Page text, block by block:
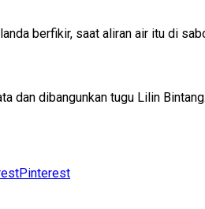
berfikir, saat aliran air itu di
dibangunkan tugu Lilin
Pinterest